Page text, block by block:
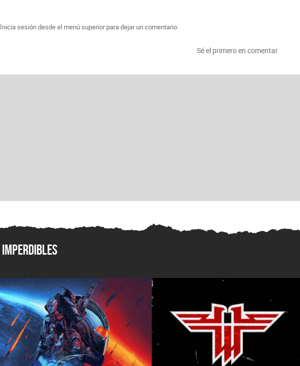
Inicia sesión desde el menú superior para dejar un comentario.
Sé el primero en comentar.
Imperdibles